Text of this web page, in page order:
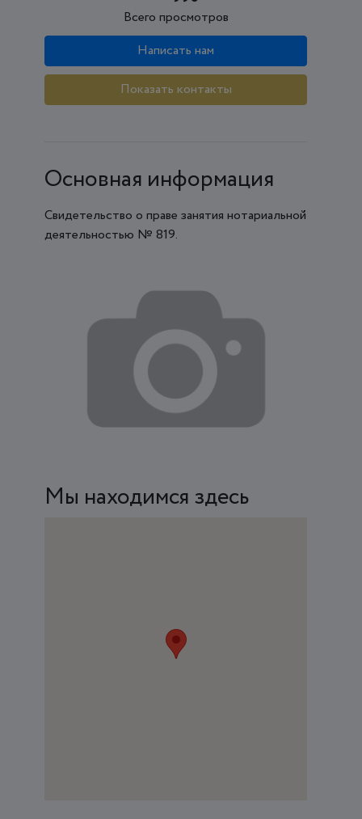
Всего просмотров
Написать нам
Показать контакты
Основная информация
Свидетельство о праве занятия нотариальной
деятельностью № 819.
Мы находимся здесь